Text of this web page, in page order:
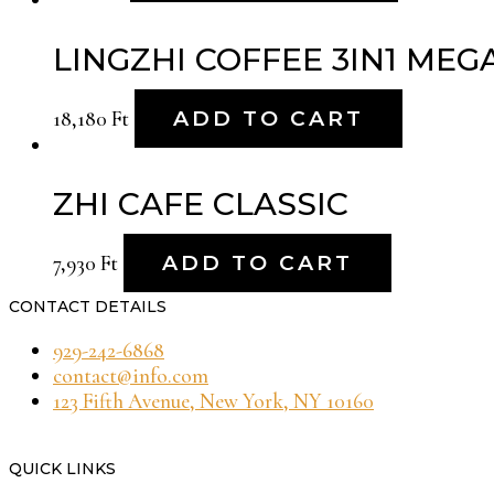
LINGZHI COFFEE 3IN1
18,180 Ft ADD TO CART
ZHI CAFE CLASSIC
7,930 Ft ADD TO CART
CONTACT DETAILS
929-242-6868
contact@info.com
123 Fifth Avenue, New York, NY 10160
QUICK LINKS